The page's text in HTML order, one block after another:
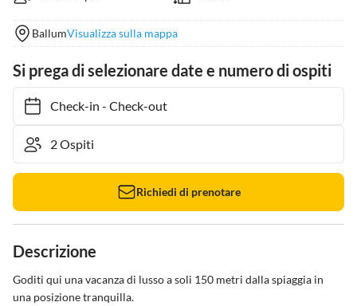
BallumVisualizza sulla mappa
Si prega di selezionare date e numero di ospiti
Check-in- Check-out
Richiedi di prenotare
Descrizione
Goditi qui una vacanza di lusso a soli 150 metri dalla spiaggia in
una posizione tranquilla.